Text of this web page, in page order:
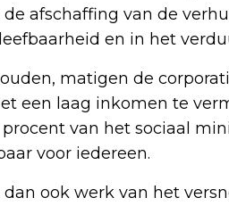
afschaffing van de
en in het
matigen de
een laag inkomen te
van het sociaal
voor iedereen.
ook werk van het